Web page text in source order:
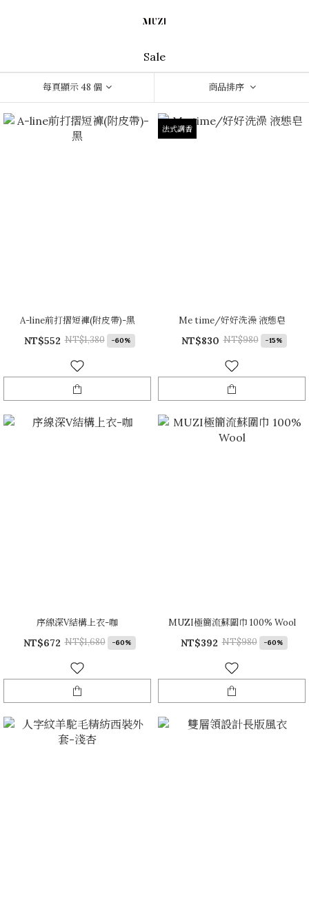
Sale
每頁顯示 48 個 商品排序
A-line前打摺短褲(附皮帶)-黑
NT$552 NT$1,380 -60%
法式調香
Me time/好好洗澡 液態皂
NT$830 NT$980 -15%
序線深V結構上衣-咖
NT$672 NT$1,680 -60%
MUZI極簡流蘇圍巾 100% Wool
NT$392 NT$980 -60%